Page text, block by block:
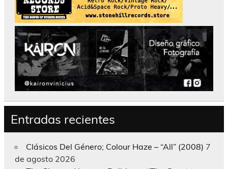
Entradas recientes
Clásicos Del Género; Colour Haze – “All” (2008) 7
de agosto 2026